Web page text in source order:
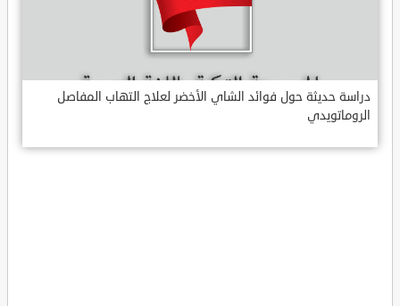
دراسة حديثة حول فوائد الشاي الأخضر لعلاج التهاب المفاصل
الروماتويدي